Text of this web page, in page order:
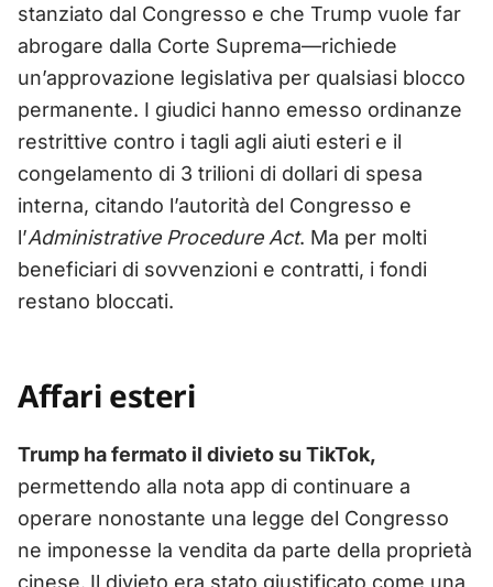
stanziato dal Congresso e che Trump vuole far
abrogare dalla Corte Suprema—richiede
un’approvazione legislativa per qualsiasi blocco
permanente. I giudici hanno emesso ordinanze
restrittive contro i tagli agli aiuti esteri e il
congelamento di 3 trilioni di dollari di spesa
interna, citando l’autorità del Congresso e
l’Administrative Procedure Act. Ma per molti
beneficiari di sovvenzioni e contratti, i fondi
restano bloccati.
Affari esteri
Trump ha fermato il divieto su TikTok,
permettendo alla nota app di continuare a
operare nonostante una legge del Congresso
ne imponesse la vendita da parte della proprietà
cinese. Il divieto era stato giustificato come una